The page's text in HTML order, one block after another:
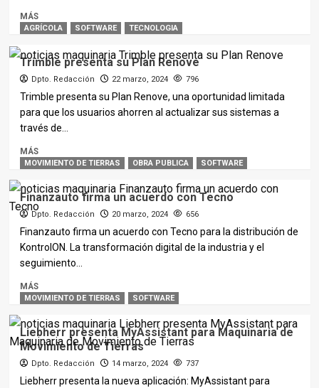
MÁS
AGRÍCOLA SOFTWARE TECNOLOGIA
Trimble presenta su Plan Renove
Dpto. Redacción 22 marzo, 2024 796
Trimble presenta su Plan Renove, una oportunidad limitada
para que los usuarios ahorren al actualizar sus sistemas a
través de...
MÁS
MOVIMIENTO DE TIERRAS OBRA PUBLICA SOFTWARE
Finanzauto firma un acuerdo con Tecno
Dpto. Redacción 20 marzo, 2024 656
Finanzauto firma un acuerdo con Tecno para la distribución de
KontrolON. La transformación digital de la industria y el
seguimiento...
MÁS
MOVIMIENTO DE TIERRAS SOFTWARE
Liebherr presenta MyAssistant para Maquinaria de
Movimiento de Tierras
Dpto. Redacción 14 marzo, 2024 737
Liebherr presenta la nueva aplicación: MyAssistant para